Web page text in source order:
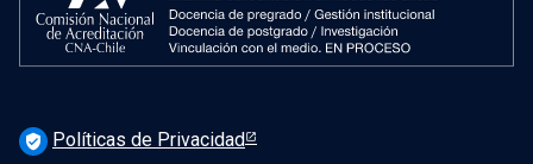
verified_user Políticas de Privacidad